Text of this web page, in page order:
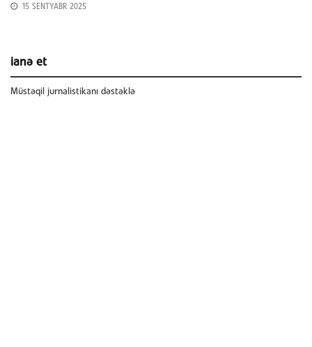
15 SENTYABR 2025
ianə et
Müstəqil jurnalistikanı dəstəklə